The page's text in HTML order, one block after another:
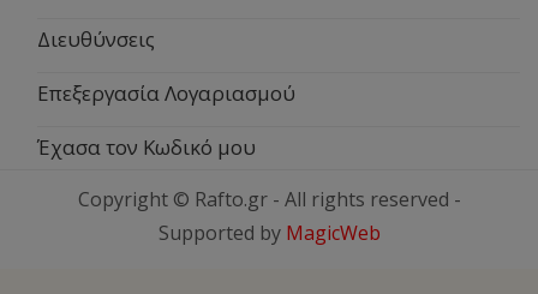
Διευθύνσεις
Επεξεργασία Λογαριασμού
Έχασα τον Κωδικό μου
Copyright © Rafto.gr - All rights reserved -
Supported by MagicWeb